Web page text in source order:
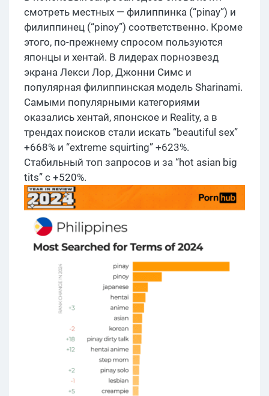
смотреть местных — филиппинка (“pinay”) и
филиппинец (“pinoy”) соответственно. Кроме
этого, по-прежнему спросом пользуются
японцы и хентай. В лидерах порнозвезд
экрана Лекси Лор, Джонни Симс и
популярная филиппинская модель Sharinami.
Самыми популярными категориями
оказались хентай, японское и Reality, а в
трендах поисков стали искать “beautiful sex”
+668% и “extreme squirting” +623%.
Стабильный топ запросов и за “hot asian big
tits” с +520%.